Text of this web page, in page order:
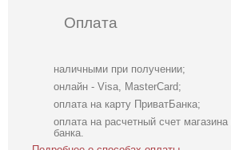
Оплата
наличными при получении;
онлайн - Visa, MasterCard;
оплата на карту ПриватБанка;
оплата на расчетный счет
банка.